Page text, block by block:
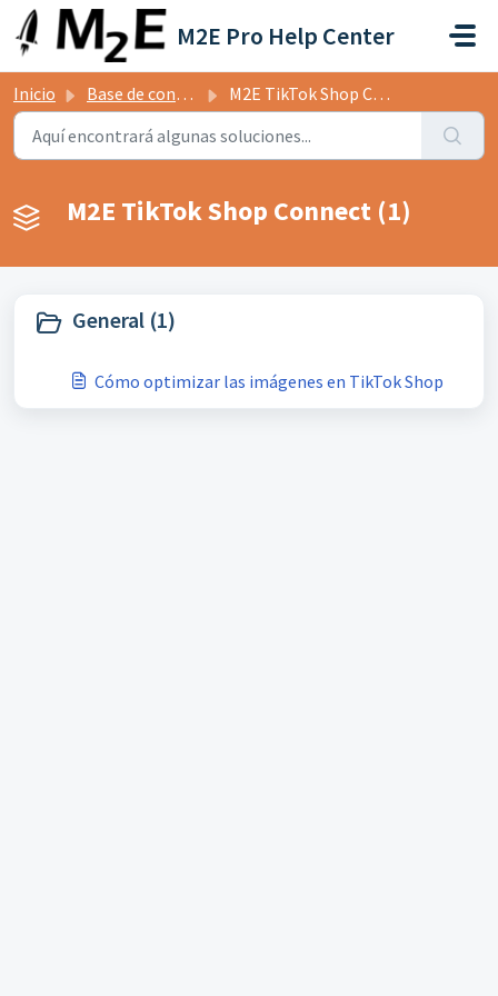
Saltar al contenido principal
M2E Pro Help Center
Inicio Base de conocimientos M2E TikTok Shop Connect
M2E TikTok Shop Connect (1)
General (1)
Cómo optimizar las imágenes en TikTok Shop